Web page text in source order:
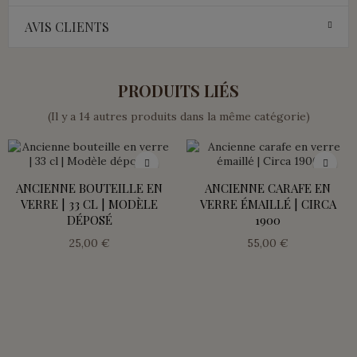
AVIS CLIENTS
PRODUITS LIÉS
(Il y a 14 autres produits dans la même catégorie)
ANCIENNE BOUTEILLE EN
VERRE | 33 CL | MODÈLE
DÉPOSÉ
25,00 €
ANCIENNE CARAFE EN
VERRE ÉMAILLÉ | CIRCA
1900
55,00 €